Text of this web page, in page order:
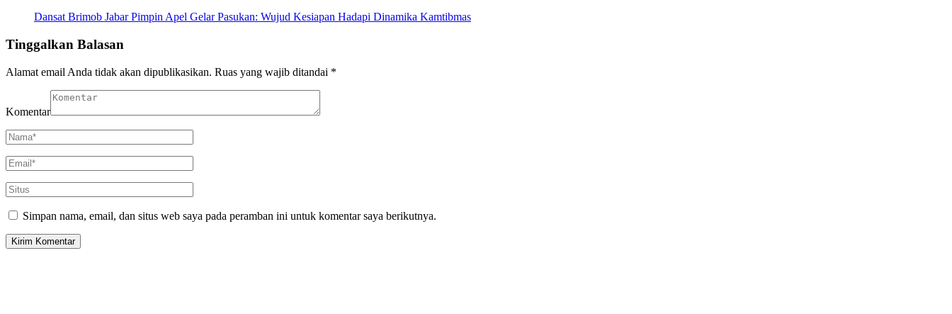
Dansat Brimob Jabar Pimpin Apel Gelar Pasukan: Wujud Kesiapan Hadapi Dinamika Kamtibmas
Tinggalkan Balasan
Alamat email Anda tidak akan dipublikasikan. Ruas yang wajib ditandai *
Komentar
Simpan nama, email, dan situs web saya pada peramban ini untuk komentar saya berikutnya.